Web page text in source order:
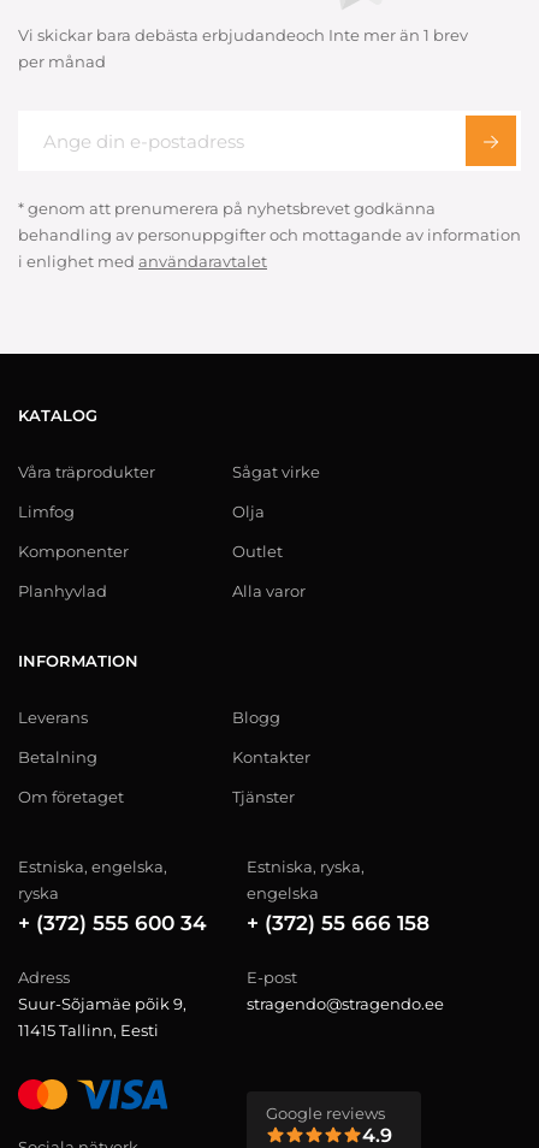
Vi skickar bara debästa erbjudandeoch Inte mer än 1 brev
per månad
* genom att prenumerera på nyhetsbrevet godkänna
behandling av personuppgifter och mottagande av information
i enlighet med användaravtalet
KATALOG
Våra träprodukter
Limfog
Komponenter
Planhyvlad
Sågat virke
Olja
Outlet
Alla varor
INFORMATION
Leverans
Betalning
Om företaget
Blogg
Kontakter
Tjänster
Estniska, engelska,
ryska
+ (372) 555 600 34
Estniska, ryska,
engelska
+ (372) 55 666 158
Adress
Suur-Sõjamäe põik 9,
11415 Tallinn, Eesti
E-post
stragendo@stragendo.ee
Google reviews
4.9